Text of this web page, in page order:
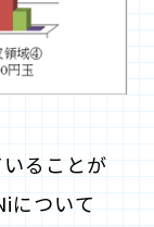
ることが
について